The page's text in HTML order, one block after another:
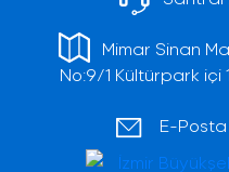
Mimar Sinan
No:9/1 Kültürpark içi
E-Posta